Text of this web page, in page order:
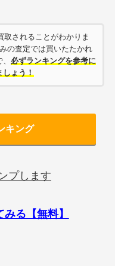
取されることがわかりま
の査定では買いたたかれ
必ずランキングを参考に
ょう！
キング
プします
る【無料】